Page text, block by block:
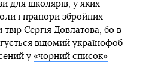
для школярів, у яких
і прапори збройних
Сергія Довлатова, бо в
відомий українофоб
у «чорний список»